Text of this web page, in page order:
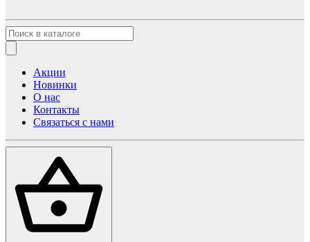
Акции
Новинки
О нас
Контакты
Связаться с нами